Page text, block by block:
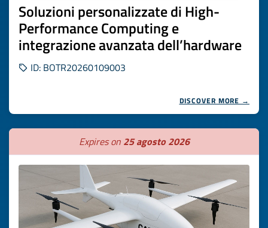
Soluzioni personalizzate di High-
Performance Computing e
integrazione avanzata dell’hardware
ID: BOTR20260109003
DISCOVER MORE →
Expires on 25 agosto 2026